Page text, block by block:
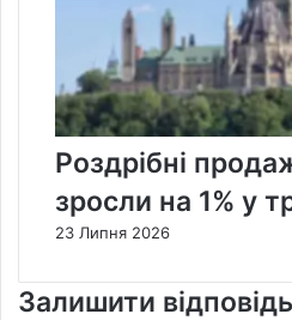
Роздрібні
зросли на 1% у
23 Липня 2026
Залишити відповідь